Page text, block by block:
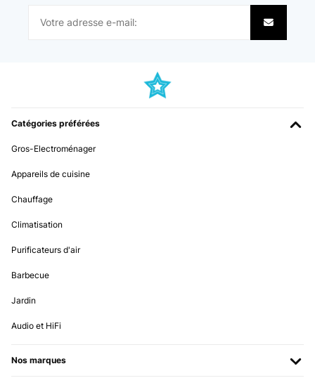
aber nicht zu einfach, er schließt also gut.Das Holz ist wirklich
AVIS VÉRIFIÉ
Usuario/a de amazon
abzuhalten, wird sich zeigen (ja, meine Motten mögen auch
man sie ja nicht so oft spülen.
Catégories préférées
Gros-Electroménager
Appareils de cuisine
Chauffage
Climatisation
Purificateurs d'air
Barbecue
Jardin
Audio et HiFi
Nos marques